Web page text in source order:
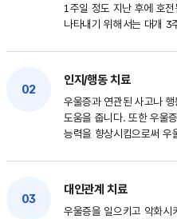
1주일 정도 지난 후에 호
나타내기 위해서는 대개 3
02
인지/행동 치료
우울증과 연관된 사고나
도움을 줍니다. 또한 우울
능력을 향상시킴으로써 우
03
대인관계 치료
우울증을 일으키고 악화시